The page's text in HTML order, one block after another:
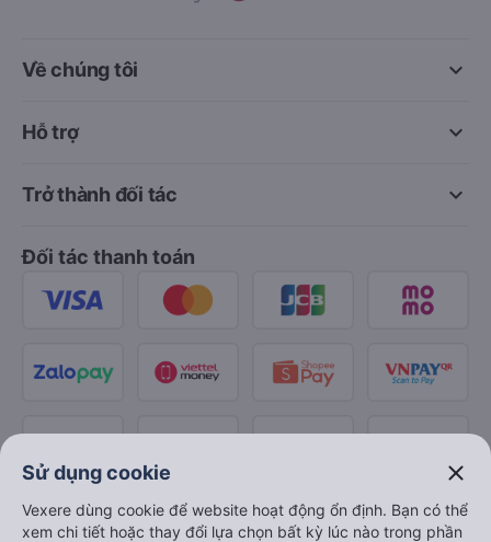
keyboard_arrow_down
Về chúng tôi
keyboard_arrow_down
Hỗ trợ
keyboard_arrow_down
Trở thành đối tác
Đối tác thanh toán
Sử dụng cookie close
Vexere dùng cookie để website hoạt động ổn định. Bạn có thể
xem chi tiết hoặc thay đổi lựa chọn bất kỳ lúc nào trong phần